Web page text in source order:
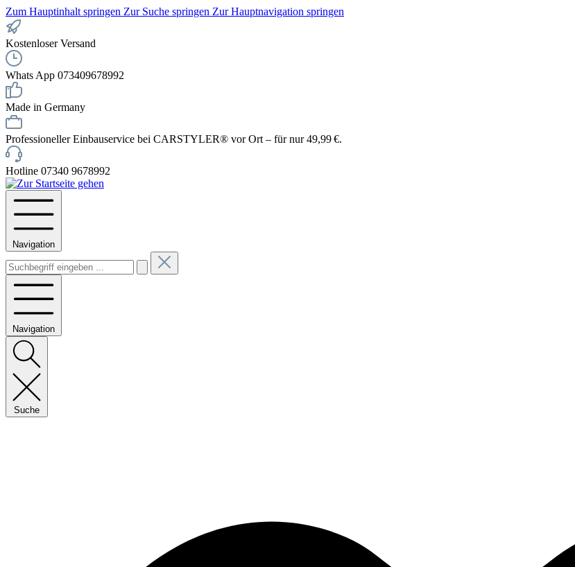
Zum Hauptinhalt springen Zur Suche springen Zur Hauptnavigation springen
Kostenloser Versand
Whats App 073409678992
Made in Germany
Professioneller Einbauservice bei CARSTYLER® vor Ort – für nur 49,99 €.
Hotline 07340 9678992
Navigation
Navigation
Suche